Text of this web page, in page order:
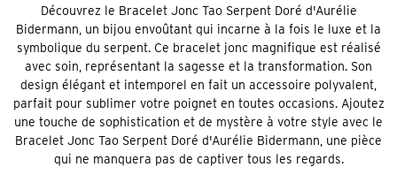
Découvrez le Bracelet Jonc Tao Serpent Doré d'Aurélie
Bidermann, un bijou envoûtant qui incarne à la fois le luxe et la
symbolique du serpent. Ce bracelet jonc magnifique est réalisé
avec soin, représentant la sagesse et la transformation. Son
design élégant et intemporel en fait un accessoire polyvalent,
parfait pour sublimer votre poignet en toutes occasions. Ajoutez
une touche de sophistication et de mystère à votre style avec le
Bracelet Jonc Tao Serpent Doré d'Aurélie Bidermann, une pièce
qui ne manquera pas de captiver tous les regards.